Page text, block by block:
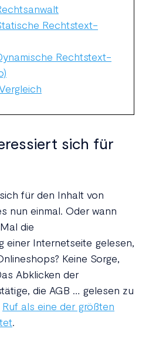
Rechtstext-
Rechtstext-
sich für
für den Inhalt von
nun einmal. Oder wann
die
einer Internetseite gelesen,
Keine Sorge,
Abklicken der
die AGB … gelesen zu
Ruf als eine der größten
.